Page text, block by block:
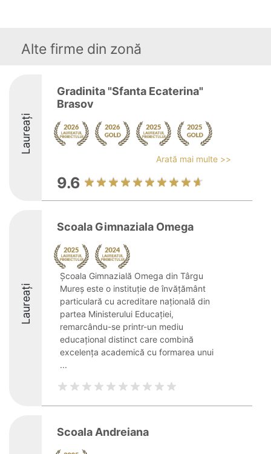
Alte firme din zonă
Laureați
Gradinita "Sfanta Ecaterina"
Brasov
Arată mai multe >>
9.6
Laureați
Scoala Gimnaziala Omega
Școala Gimnazială Omega din Târgu
Mureș este o instituție de învățământ
particulară cu acreditare națională din
partea Ministerului Educației,
remarcându-se printr-un mediu
educațional distinct care combină
excelența academică cu formarea unui
...
Scoala Andreiana